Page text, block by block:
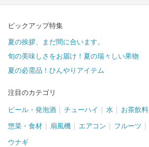
ピックアップ特集
夏の挨拶、まだ間に合います。
旬の美味しさをお届け！夏の瑞々しい果物
夏の必需品！ひんやりアイテム
注目のカテゴリ
ビール・発泡酒 チューハイ 水 お茶飲料
惣菜・食材 扇風機 エアコン フルーツ
ウナギ